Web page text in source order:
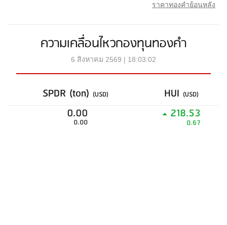
ราคาทองคำย้อนหลัง
ความเคลื่อนไหวกองทุนทองคำ
6 สิงหาคม 2569 | 18:03:02
SPDR (ton) (USD) HUI (USD)
0.00
0.00
218.53
0.67